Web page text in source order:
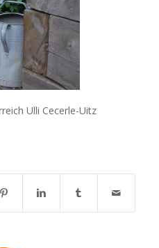
Ulli Cecerle-Uitz